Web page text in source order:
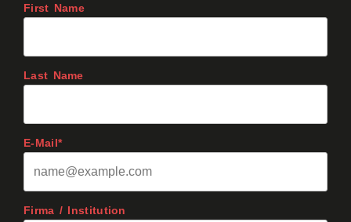
First Name
Last Name
E-Mail*
Firma / Institution